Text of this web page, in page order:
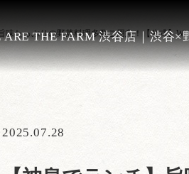
ARE THE FARM 渋谷店｜渋谷×
味たっぷりの野菜料理多数ご用意！【公式】
2025.07.28